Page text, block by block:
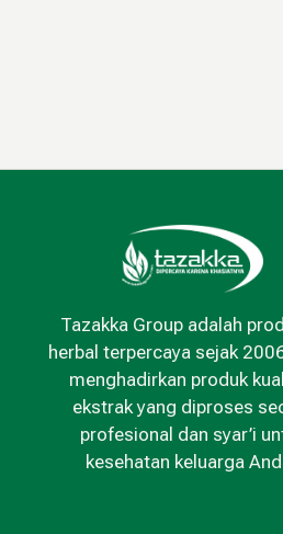
Tazakka Group adalah
herbal terpercaya sejak
menghadirkan produk
ekstrak yang diproses
profesional dan syar’i
kesehatan keluarga